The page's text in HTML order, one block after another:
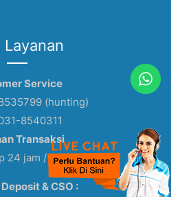
Layanan
Service
(hunting)
8540311
Transaksi
24 jam / 7 hari
& CSO :